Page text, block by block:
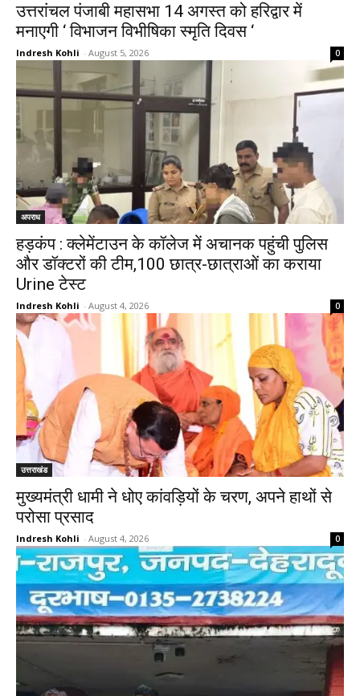
उत्तरांचल पंजाबी महासभा 14 अगस्त को हरिद्वार में
मनाएगी ‘ विभाजन विभीषिका स्मृति दिवस ‘
Indresh Kohli - August 5, 2026 0
अपराध
हड़कंप : क्लेमेंटाउन के कॉलेज में अचानक पहुंची पुलिस
और डॉक्टरों की टीम,100 छात्र-छात्राओं का कराया
Urine टेस्ट
Indresh Kohli - August 4, 2026 0
उत्तराखंड
मुख्यमंत्री धामी ने धोए कांवड़ियों के चरण, अपने हाथों से
परोसा प्रसाद
Indresh Kohli - August 4, 2026 0